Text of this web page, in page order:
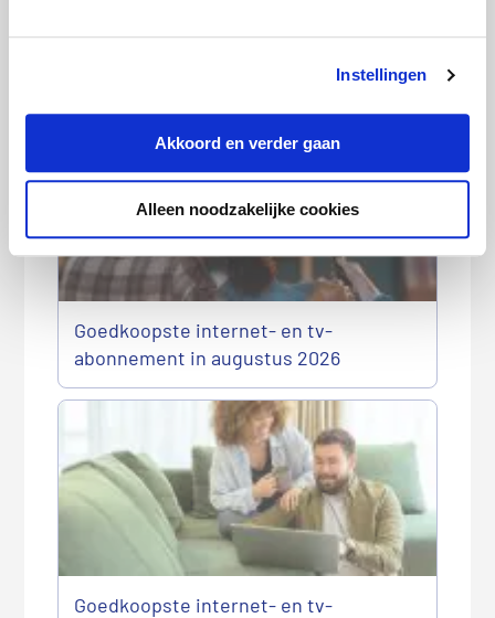
Instellingen
Akkoord en verder gaan
Alleen noodzakelijke cookies
Deze artikelen kunnen we je
Goedkoopste internet- en tv-
abonnement in augustus 2026
Goedkoopste internet- en tv-